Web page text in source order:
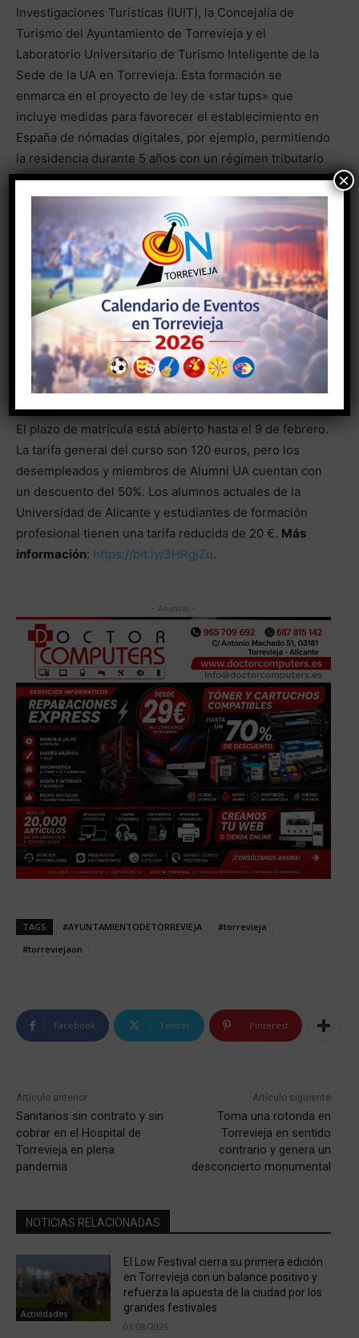
Investigaciones Turísticas (IUIT), la Concejalía de
Turismo del Ayuntamiento de Torrevieja y el
Laboratorio Universitario de Turismo Inteligente de la
Sede de la UA en Torrevieja. Esta formación se
enmarca en el proyecto de ley de «startups» que
incluye medidas para favorecer el establecimiento en
España de nómadas digitales, por ejemplo, permitiendo
la residencia durante 5 años con un régimen tributario
especial.
Dividido en ocho sesiones y con una duración de 40
horas, el curso tiene como objetivo fundamental
analizar la evolución reciente de la actividad turística,
caracterizar los destinos residenciales y, en este
contexto, comprender las particularidades de este
nuevo perfil de demanda, su idoneidad para los
destinos residenciales y las estrategias necesarias
para su captación, desde una perspectiva público-
privada.
El plazo de matrícula está abierto hasta el 9 de febrero.
La tarifa general del curso son 120 euros, pero los
desempleados y miembros de Alumni UA cuentan con
un descuento del 50%. Los alumnos actuales de la
Universidad de Alicante y estudiantes de formación
profesional tienen una tarifa reducida de 20 €. Más
información: https://bit.ly/3HRgjZu.
- Anuncio -
TAGS #AYUNTAMIENTODETORREVIEJA
#torrevieja
#torreviejaon
Facebook Twitter Pinterest
Artículo anterior
Sanitarios sin contrato y sin
cobrar en el Hospital de
Torrevieja en plena
pandemia
Artículo siguiente
Toma una rotonda en
Torrevieja en sentido
contrario y genera un
desconcierto monumental
NOTICIAS RELACIONADAS
Actividades
El Low Festival cierra su primera edición
en Torrevieja con un balance positivo y
refuerza la apuesta de la ciudad por los
grandes festivales
03/08/2026
×